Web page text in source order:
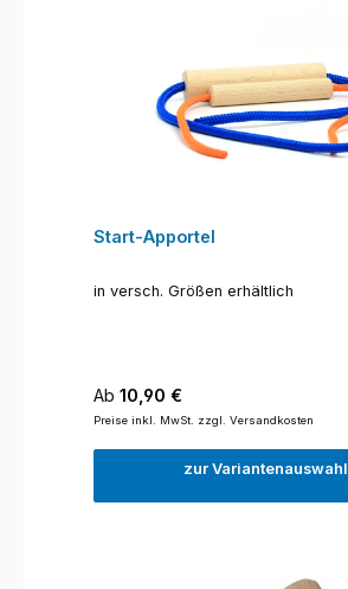
Start-Apportel
in versch. Größen erhältlich
Regulärer Preis:
Ab 10,90 €
Preise inkl. MwSt. zzgl. Versandkosten
zur Variantenauswahl